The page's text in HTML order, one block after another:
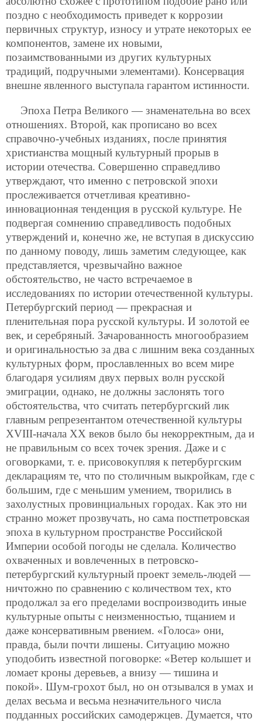
поздно с необходимость приведет к коррозии
первичных структур, износу и утрате некоторых ее
компонентов, замене их новыми,
позаимствованными из других культурных
традиций, подручными элементами). Консервация
внешне явленного выступала гарантом истинности.
Эпоха Петра Великого — знаменательна во всех
отношениях. Второй, как прописано во всех
справочно-учебных изданиях, после принятия
христианства мощный культурный прорыв в
истории отечества. Совершенно справедливо
утверждают, что именно с петровской эпохи
прослеживается отчетливая креативно-
инновационная тенденция в русской культуре. Не
подвергая сомнению справедливость подобных
утверждений и, конечно же, не вступая в дискуссию
по данному поводу, лишь заметим следующее, как
представляется, чрезвычайно важное
обстоятельство, не часто встречаемое в
исследованиях по истории отечественной культуры.
Петербургский период — прекрасная и
пленительная пора русской культуры. И золотой ее
век, и серебряный. Зачарованность многообразием
и оригинальностью за два с лишним века созданных
культурных форм, прославленных во всем мире
благодаря усилиям двух первых волн русской
эмиграции, однако, не должны заслонять того
обстоятельства, что считать петербургский лик
главным репрезентантом отечественной культуры
XVIII-начала XX веков было бы некорректным, да и
не правильным со всех точек зрения. Даже и с
оговорками, т. е. присовокупляя к петербургским
декларациям те, что по столичным выкройкам, где с
большим, где с меньшим умением, творились в
захолустных провинциальных городах. Как это ни
странно может прозвучать, но сама постпетровская
эпоха в культурном пространстве Российской
Империи особой погоды не сделала. Количество
охваченных и вовлеченных в петровско-
петербургский культурный проект земель-людей —
ничтожно по сравнению с количеством тех, кто
продолжал за его пределами воспроизводить иные
культурные опыты с неизменностью, тщанием и
даже консервативным рвением. «Голоса» они,
правда, были почти лишены. Ситуацию можно
уподобить известной поговорке: «Ветер колышет и
ломает кроны деревьев, а внизу — тишина и
покой». Шум-грохот был, но он отзывался в умах и
делах весьма и весьма незначительного числа
подданных российских самодержцев. Думается, что